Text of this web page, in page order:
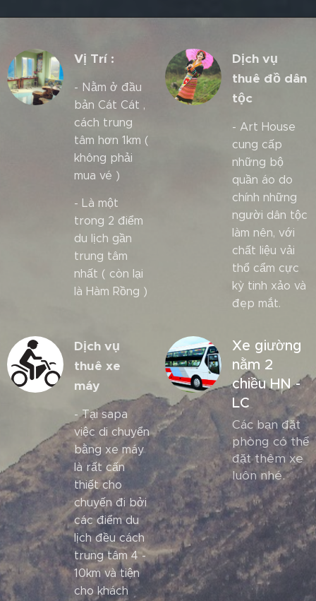
Vị Trí :
- Nằm ở đầu
bản Cát Cát ,
cách trung
tâm hơn 1km (
không phải
mua vé )
- Là một
trong 2 điểm
du lịch gần
trung tâm
nhất ( còn lại
là Hàm Rồng )
Dịch vụ
thuê đồ dân
tộc
- Art House
cung cấp
những bộ
quần áo do
chính những
người dân tộc
làm nên, với
chất liệu vải
thổ cẩm cực
kỳ tinh xảo và
đẹp mắt.
Dịch vụ
thuê xe
máy
- Tại sapa
việc di chuyển
bằng xe máy
là rất cấn
thiết cho
chuyến đi bởi
các điểm du
lịch đều cách
trung tâm 4 -
10km và tiện
cho khách
Xe giường
nằm 2
chiều HN -
LC
Các bạn đặt
phòng có thể
đặt thêm xe
luôn nhé.